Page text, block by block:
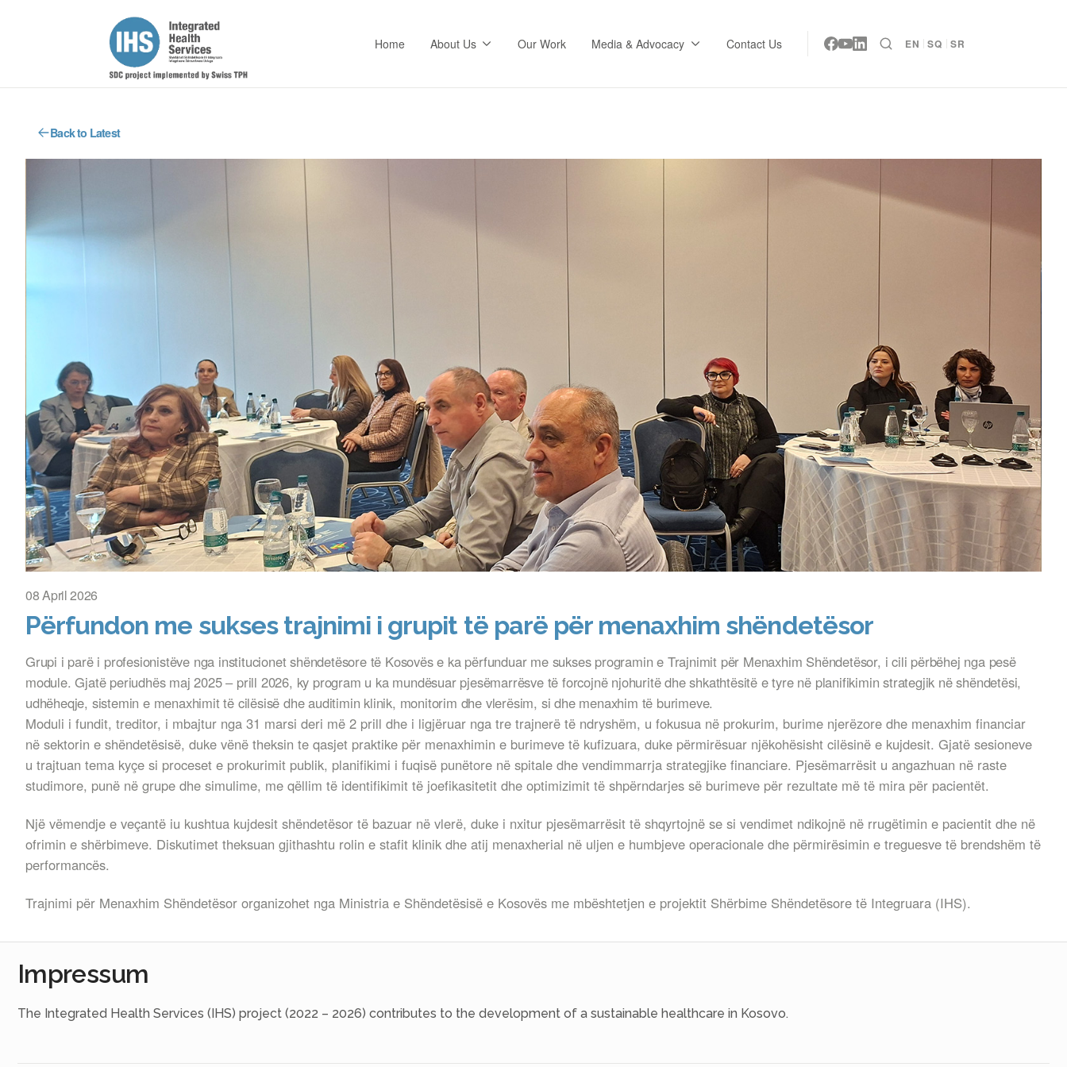
Home About Us Our Work Media & Advocacy Contact Us EN SQ SR
Back to Latest
08 April 2026
Përfundon me sukses trajnimi i grupit të parë për menaxhim shëndetësor
Grupi i parë i profesionistëve nga institucionet shëndetësore të Kosovës e ka përfunduar me sukses programin e Trajnimit për Menaxhim Shëndetësor, i cili përbëhej nga pesë
module. Gjatë periudhës maj 2025 – prill 2026, ky program u ka mundësuar pjesëmarrësve të forcojnë njohuritë dhe shkathtësitë e tyre në planifikimin strategjik në shëndetësi,
udhëheqje, sistemin e menaxhimit të cilësisë dhe auditimin klinik, monitorim dhe vlerësim, si dhe menaxhim të burimeve.
Moduli i fundit, treditor, i mbajtur nga 31 marsi deri më 2 prill dhe i ligjëruar nga tre trajnerë të ndryshëm, u fokusua në prokurim, burime njerëzore dhe menaxhim financiar
në sektorin e shëndetësisë, duke vënë theksin te qasjet praktike për menaxhimin e burimeve të kufizuara, duke përmirësuar njëkohësisht cilësinë e kujdesit. Gjatë sesioneve
u trajtuan tema kyçe si proceset e prokurimit publik, planifikimi i fuqisë punëtore në spitale dhe vendimmarrja strategjike financiare. Pjesëmarrësit u angazhuan në raste
studimore, punë në grupe dhe simulime, me qëllim të identifikimit të joefikasitetit dhe optimizimit të shpërndarjes së burimeve për rezultate më të mira për pacientët.
Një vëmendje e veçantë iu kushtua kujdesit shëndetësor të bazuar në vlerë, duke i nxitur pjesëmarrësit të shqyrtojnë se si vendimet ndikojnë në rrugëtimin e pacientit dhe në
ofrimin e shërbimeve. Diskutimet theksuan gjithashtu rolin e stafit klinik dhe atij menaxherial në uljen e humbjeve operacionale dhe përmirësimin e treguesve të brendshëm të
performancës.
Trajnimi për Menaxhim Shëndetësor organizohet nga Ministria e Shëndetësisë e Kosovës me mbështetjen e projektit Shërbime Shëndetësore të Integruara (IHS).
Impressum
The Integrated Health Services (IHS) project (2022 – 2026) contributes to the development of a sustainable healthcare in Kosovo.